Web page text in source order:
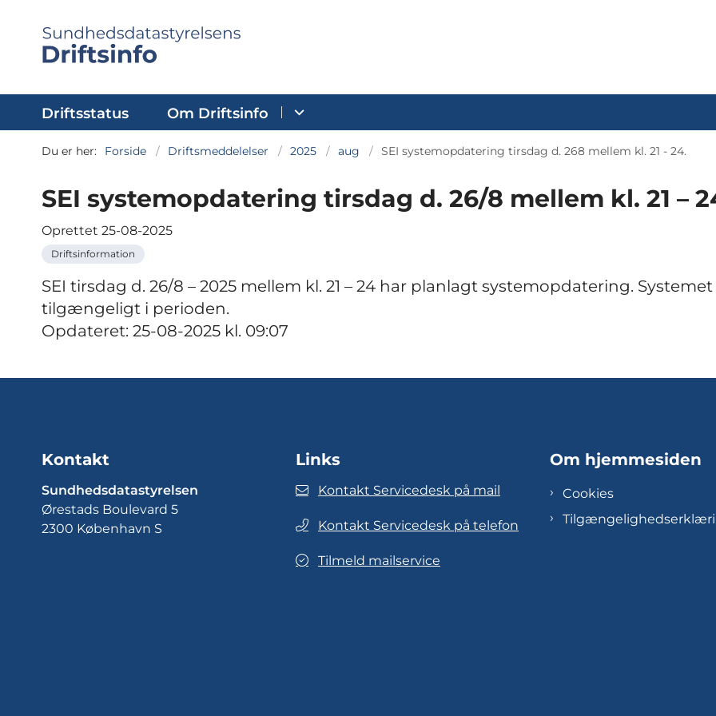
Driftsstatus Om Driftsinfo
Du er her: Forside Driftsmeddelelser 2025 aug SEI systemopdatering tirsdag d. 268 mellem kl. 21 - 24.
SEI systemopdatering tirsdag d. 26/8 mellem kl. 21 –
Oprettet 25-08-2025
Driftsinformation
SEI tirsdag d. 26/8 – 2025 mellem kl. 21 – 24 har planlagt systemopdatering.
tilgængeligt i perioden.
Opdateret: 25-08-2025 kl. 09:07
Kontakt
Sundhedsdatastyrelsen
Ørestads Boulevard 5
2300 København S
Links
Kontakt Servicedesk på mail
Kontakt Servicedesk på telefon
Tilmeld mailservice
Om hjemmesiden
Cookies